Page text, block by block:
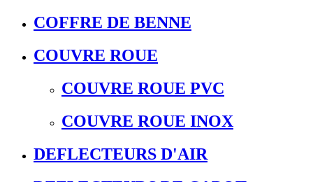
COFFRE DE BENNE
COUVRE ROUE
COUVRE ROUE PVC
COUVRE ROUE INOX
DEFLECTEURS D'AIR